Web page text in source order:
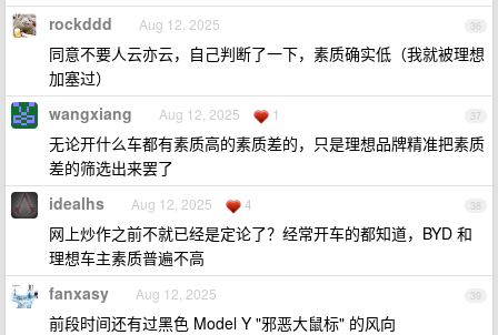
36
rockddd Aug 12, 2025
同意不要人云亦云，自己判断了一下，素质确实低（我就被理想
加塞过）
37
wangxiang Aug 12, 2025 1
无论开什么车都有素质高的素质差的，只是理想品牌精准把素质
差的筛选出来罢了
38
idealhs Aug 12, 2025 4
网上炒作之前不就已经是定论了？经常开车的都知道，BYD 和
理想车主素质普遍不高
39
fanxasy Aug 12, 2025
前段时间还有过黑色 Model Y "邪恶大鼠标" 的风向